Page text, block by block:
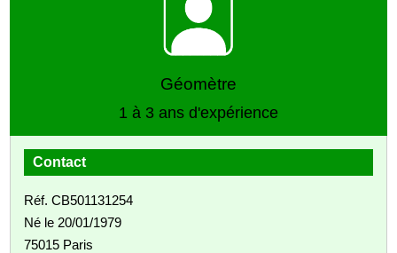
Géomètre
1 à 3 ans d'expérience
Contact
Réf. CB501131254
Né le 20/01/1979
75015 Paris